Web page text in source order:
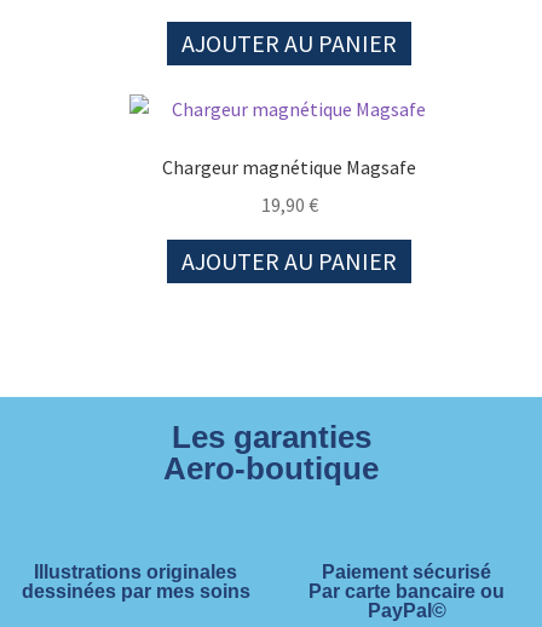
AJOUTER AU PANIER
Chargeur magnétique Magsafe
19,90 €
AJOUTER AU PANIER
Les garanties
Aero-boutique
Illustrations originales
dessinées par mes soins
Paiement sécurisé
Par carte bancaire ou
PayPal©